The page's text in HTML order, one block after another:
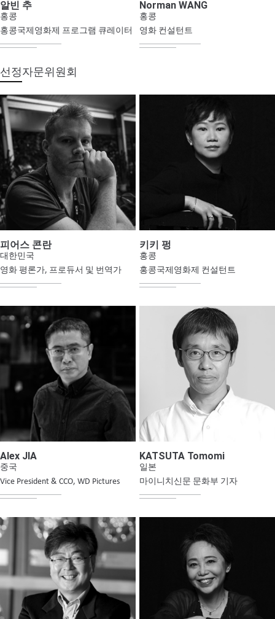
알빈 추
홍콩
홍콩국제영화제 프로그램 큐레이터
Norman WANG
홍콩
영화 컨설턴트
선정자문위원회
피어스 콘란
대한민국
영화 평론가, 프로듀서 및 번역가
키키 펑
홍콩
홍콩국제영화제 컨설턴트
Alex JIA
중국
Vice President & CCO, WD Pictures
KATSUTA Tomomi
일본
마이니치신문 문화부 기자